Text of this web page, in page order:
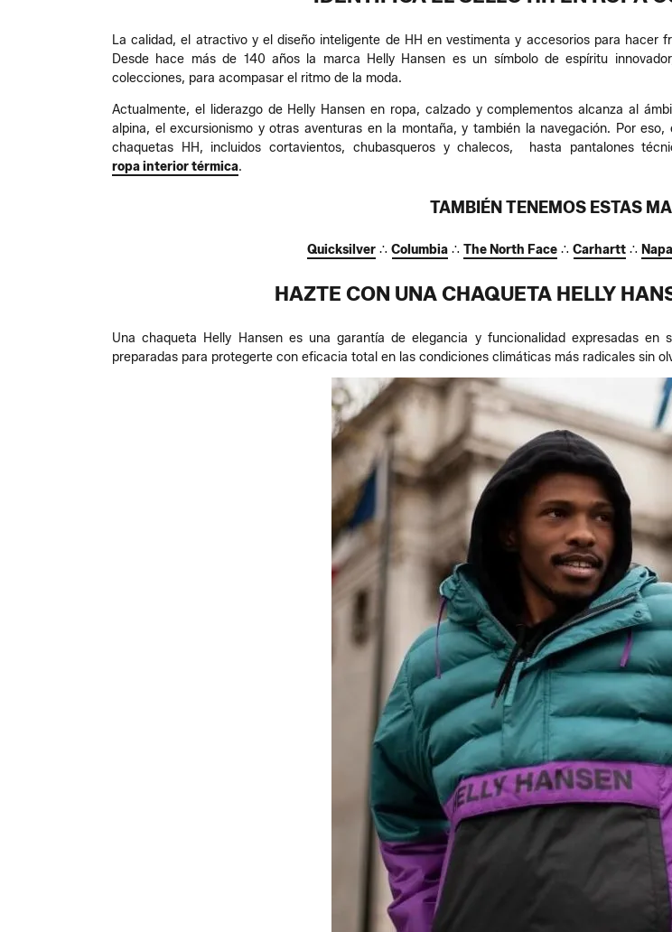
La calidad, el atractivo y el diseño inteligente de HH en vestimenta y accesorios para
Desde hace más de 140 años la marca Helly Hansen es un símbolo de espíritu
colecciones, para acompasar el ritmo de la moda.
Actualmente, el liderazgo de Helly Hansen en ropa, calzado y complementos alcanza al
alpina, el excursionismo y otras aventuras en la montaña, y también la navegación. Por
chaquetas HH, incluidos cortavientos, chubasqueros y chalecos, hasta pantalones
ropa interior térmica.
TAMBIÉN TENEMOS ESTAS
Quicksilver ∴ Columbia ∴ The North Face ∴ Carhartt ∴
HAZTE CON UNA CHAQUETA HELLY
Una chaqueta Helly Hansen es una garantía de elegancia y funcionalidad expresadas
preparadas para protegerte con eficacia total en las condiciones climáticas más radicales sin